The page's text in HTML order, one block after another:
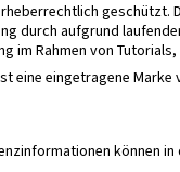
durch aufgrund
Rahmen von
eingetragene Marke
können in